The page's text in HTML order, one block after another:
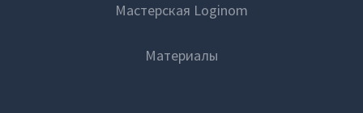
Мастерская Loginom
Материалы